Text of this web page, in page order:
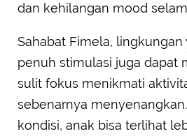
dan kehilangan mood
Sahabat Fimela, lingkungan
penuh stimulasi juga dapat
sulit fokus menikmati
sebenarnya
kondisi, anak bisa terlihat